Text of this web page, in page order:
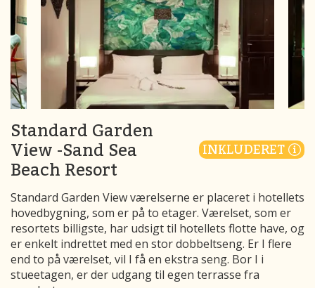
Standard Garden
View -Sand Sea
Beach Resort
INKLUDERET
Standard Garden View værelserne er placeret i hotellets
hovedbygning, som er på to etager. Værelset, som er
resortets billigste, har udsigt til hotellets flotte have, og
er enkelt indrettet med en stor dobbeltseng. Er I flere
end to på værelset, vil I få en ekstra seng. Bor I i
stueetagen, er der udgang til egen terrasse fra